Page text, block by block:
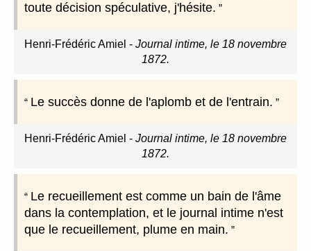
toute décision spéculative, j'hésite.
Henri-Frédéric Amiel - Journal intime, le 18 novembre
1872.
Le succès donne de l'aplomb et de l'entrain.
Henri-Frédéric Amiel - Journal intime, le 18 novembre
1872.
Le recueillement est comme un bain de l'âme
dans la contemplation, et le journal intime n'est
que le recueillement, plume en main.